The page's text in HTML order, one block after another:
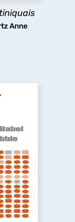
Anne
linguistic
of topics in
with a